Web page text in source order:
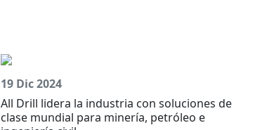
19 Dic 2024
All Drill lidera la industria con soluciones de
clase mundial para minería, petróleo e